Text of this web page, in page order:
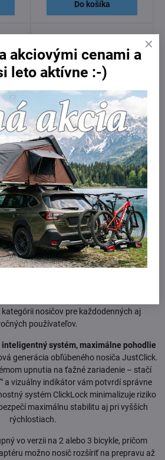
Do košíka
do
Plachta reflexná 50 x 40 cm
označenie prečnievajúceho
nákladu
Skladom
12 €
Do košíka
popredných svetových výrobcov
športové vybavenie. V segmente nosičov
nosičov pre každodenných aj
používateľov.
inteligentný systém, maximálne pohodlie
generácia obľúbeného nosiča JustClick.
upnutia na ťažné zariadenie – stačí
a vizuálny indikátor vám potvrdí správne
systém ClickLock minimalizuje riziko
maximálnu stabilitu aj pri vyšších
rýchlostiach.
vo verzii na 2 alebo 3 bicykle, pričom
možno nosič rozšíriť na prepravu až
akciovými cenami a
leto aktívne :-)